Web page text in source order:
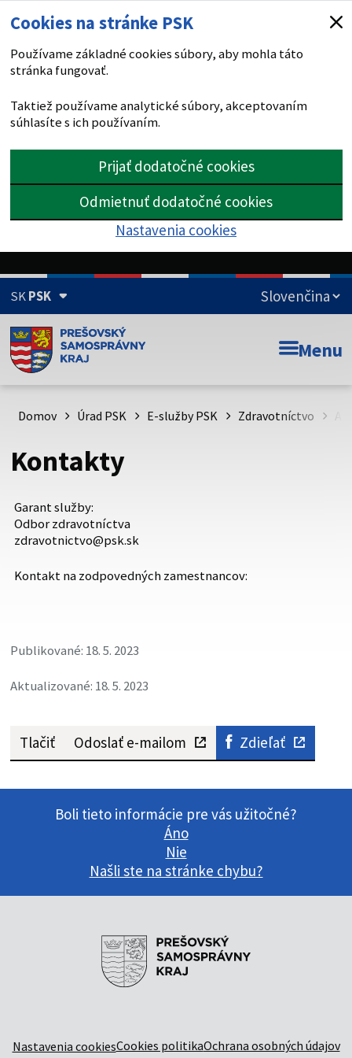
Cookies na stránke PSK
Používame základné cookies súbory, aby mohla táto
stránka fungovať.
Taktiež používame analytické súbory, akceptovaním
súhlasíte s ich používaním.
Prijať dodatočné cookies
Odmietnuť dodatočné cookies
Nastavenia cookies
SKPSK
Doména psk.sk je oficiálna
Toto je oficiálna webová stránka Prešovského
psk.sk.
Buďte pozorní a vždy sa uistite, že zdieľate informácie iba
vždy začína https:// pred názvom domény webového sídla.
Menu
Domov Úrad PSK E-služby PSK Zdravotníctvo
Kontakty
Garant služby:
Odbor zdravotníctva
zdravotnictvo@psk.sk
Kontakt na zodpovedných zamestnancov:
Publikované: 18. 5. 2023
Aktualizované: 18. 5. 2023
Tlačiť Odoslať e-mailom Zdieľať
Boli tieto informácie pre vás užitočné?
Áno
Nie
Našli ste na stránke chybu?
Nastavenia cookiesCookies politikaOchrana osobných údajov